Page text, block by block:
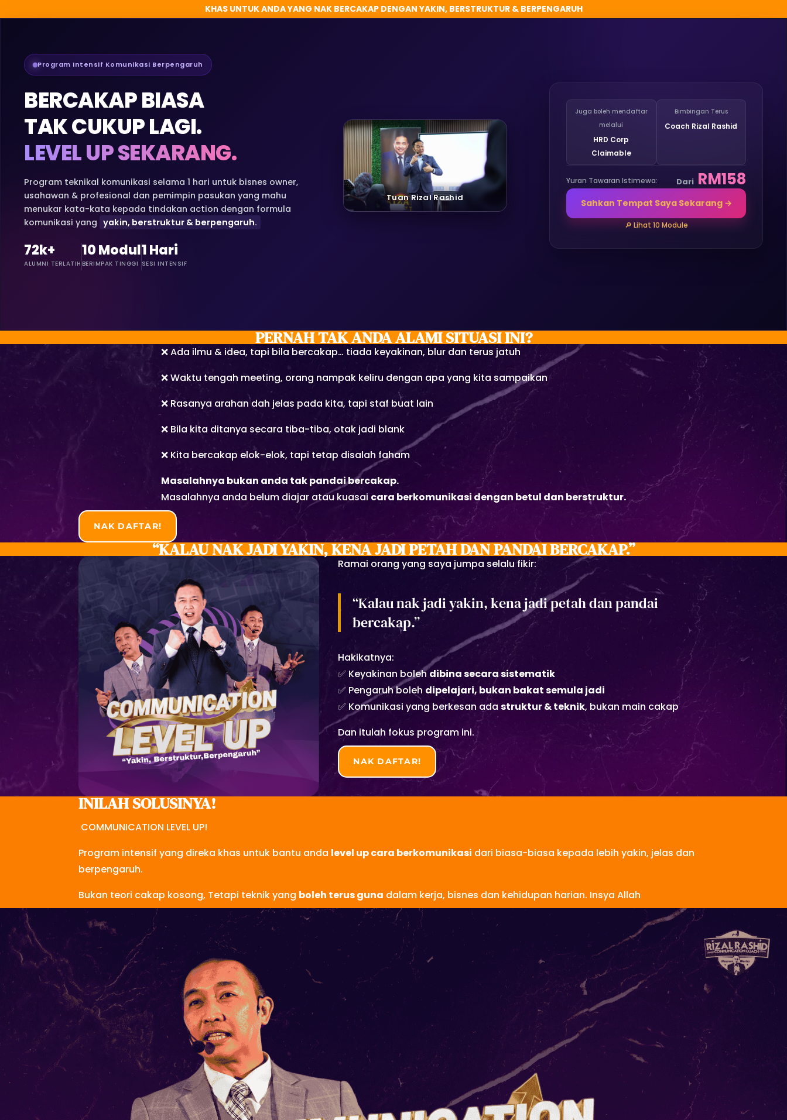
KHAS UNTUK ANDA YANG NAK BERCAKAP DENGAN YAKIN, BERSTRUKTUR & BERPENGARUH
Program Intensif Komunikasi Berpengaruh
BERCAKAP BIASA
TAK CUKUP LAGI.
LEVEL UP SEKARANG.
Program teknikal komunikasi selama 1 hari untuk bisnes owner,
usahawan & profesional dan pemimpin pasukan yang mahu
menukar kata-kata kepada tindakan action dengan formula
komunikasi yang yakin, berstruktur & berpengaruh.
72k+
ALUMNI TERLATIH
10 Modul
BERIMPAK TINGGI
1 Hari
SESI INTENSIF
Tuan Rizal Rashid
Juga boleh mendaftar
melalui
HRD Corp
Claimable
Bimbingan Terus
Coach Rizal Rashid
Yuran Tawaran Istimewa: DariRM158
Sahkan Tempat Saya Sekarang →
🔎 Lihat 10 Module
PERNAH TAK ANDA ALAMI SITUASI INI?
❌ Ada ilmu & idea, tapi bila bercakap… tiada keyakinan, blur dan terus jatuh
❌ Waktu tengah meeting, orang nampak keliru dengan apa yang kita sampaikan
❌ Rasanya arahan dah jelas pada kita, tapi staf buat lain
❌ Bila kita ditanya secara tiba-tiba, otak jadi blank
❌ Kita bercakap elok-elok, tapi tetap disalah faham
Masalahnya bukan anda tak pandai bercakap.
Masalahnya anda belum diajar atau kuasai cara berkomunikasi dengan betul dan berstruktur.
NAK DAFTAR!
“KALAU NAK JADI YAKIN, KENA JADI PETAH DAN PANDAI BERCAKAP.”
Ramai orang yang saya jumpa selalu fikir:
“Kalau nak jadi yakin, kena jadi petah dan pandai
bercakap.”
Hakikatnya:
✅ Keyakinan bolehdibina secara sistematik
✅ Pengaruh boleh dipelajari, bukan bakat semula jadi
✅ Komunikasi yang berkesan adastruktur & teknik, bukan main cakap
Dan itulah fokus program ini.
NAK DAFTAR!
INILAH SOLUSINYA!
COMMUNICATION LEVEL UP!
Program intensif yang direka khas untuk bantu anda level up cara berkomunikasi dari biasa-biasa kepada lebih yakin, jelas dan
berpengaruh.
Bukan teori cakap kosong, Tetapi teknik yang boleh terus guna dalam kerja, bisnes dan kehidupan harian. Insya Allah